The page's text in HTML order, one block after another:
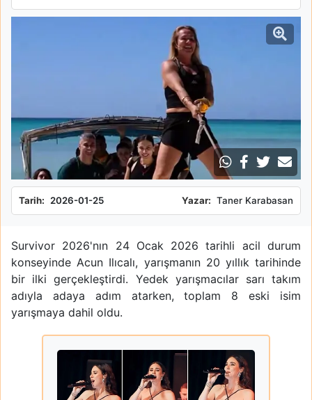
Tarih: 2026-01-25 Yazar: Taner Karabasan
Survivor 2026'nın 24 Ocak 2026 tarihli acil durum
konseyinde Acun Ilıcalı, yarışmanın 20 yıllık tarihinde
bir ilki gerçekleştirdi. Yedek yarışmacılar sarı takım
adıyla adaya adım atarken, toplam 8 eski isim
yarışmaya dahil oldu.